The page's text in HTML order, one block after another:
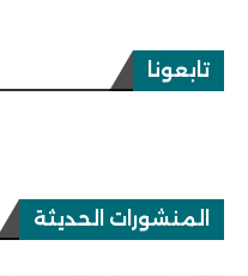
تابعونا
المنشورات الحديثة